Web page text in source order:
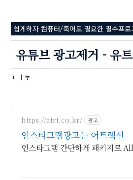
쉽게하자 컴퓨터/죽어도 필요한 필수프로
유튜브 광고제거 - 유
ㄲ ㅏ누
https://atrt.co.kr/ 광고
인스타그램광고는 어트렉션
인스타그램 간단하게 패키지로